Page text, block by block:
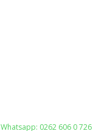
Whatsapp: 0262 606 0 726